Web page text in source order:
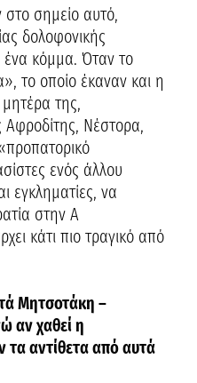
σημείο αυτό,
δολοφονικής
ένα κόμμα. Όταν το
το οποίο έκαναν και η
της,
Νέστορα,
ενός άλλου
εγκληματίες, να
στην Α
κάτι πιο τραγικό από
Μητσοτάκη –
αν χαθεί η
τα αντίθετα από αυτά